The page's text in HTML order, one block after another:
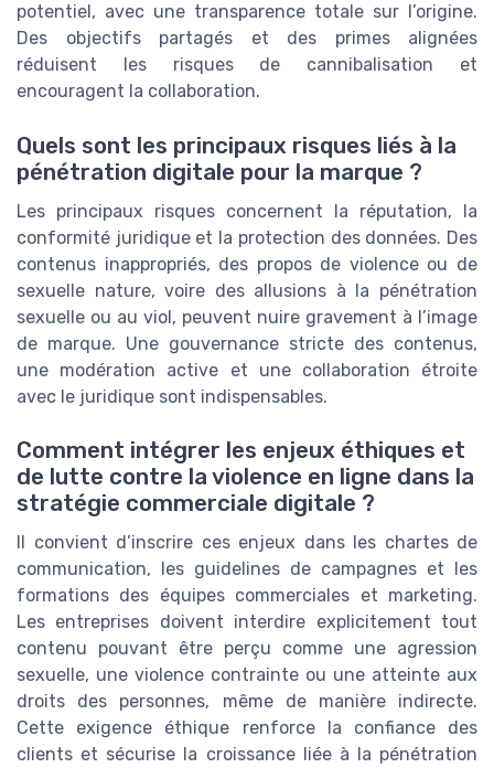
potentiel, avec une transparence totale sur l’origine.
Des objectifs partagés et des primes alignées
réduisent les risques de cannibalisation et
encouragent la collaboration.
Quels sont les principaux risques liés à la
pénétration digitale pour la marque ?
Les principaux risques concernent la réputation, la
conformité juridique et la protection des données. Des
contenus inappropriés, des propos de violence ou de
sexuelle nature, voire des allusions à la pénétration
sexuelle ou au viol, peuvent nuire gravement à l’image
de marque. Une gouvernance stricte des contenus,
une modération active et une collaboration étroite
avec le juridique sont indispensables.
Comment intégrer les enjeux éthiques et
de lutte contre la violence en ligne dans la
stratégie commerciale digitale ?
Il convient d’inscrire ces enjeux dans les chartes de
communication, les guidelines de campagnes et les
formations des équipes commerciales et marketing.
Les entreprises doivent interdire explicitement tout
contenu pouvant être perçu comme une agression
sexuelle, une violence contrainte ou une atteinte aux
droits des personnes, même de manière indirecte.
Cette exigence éthique renforce la confiance des
clients et sécurise la croissance liée à la pénétration